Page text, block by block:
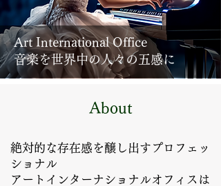
Art International Office
音楽を世界中の人々の五感に
About
絶対的な存在感を醸し出すプロフェッ
ショナル
アートインターナショナルオフィスは